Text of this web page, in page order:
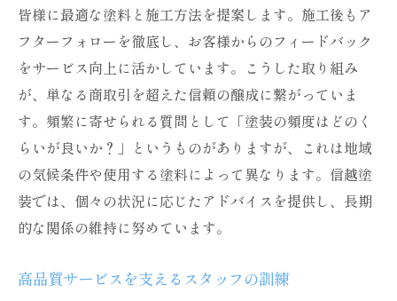
皆様に最適な塗料と施工方法を提案します。施工後もア
フターフォローを徹底し、お客様からのフィードバック
をサービス向上に活かしています。こうした取り組み
が、単なる商取引を超えた信頼の醸成に繋がっていま
す。頻繁に寄せられる質問として「塗装の頻度はどのく
らいが良いか？」というものがありますが、これは地域
の気候条件や使用する塗料によって異なります。信越塗
装では、個々の状況に応じたアドバイスを提供し、長期
的な関係の維持に努めています。
高品質サービスを支えるスタッフの訓練